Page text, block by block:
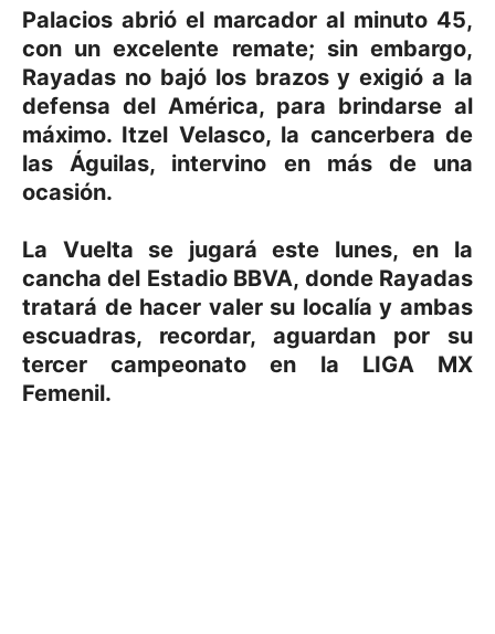
Palacios abrió el marcador al minuto 45,
con un excelente remate; sin embargo,
Rayadas no bajó los brazos y exigió a la
defensa del América, para brindarse al
máximo. Itzel Velasco, la cancerbera de
las Águilas, intervino en más de una
ocasión.
La Vuelta se jugará este lunes, en la
cancha del Estadio BBVA, donde Rayadas
tratará de hacer valer su localía y ambas
escuadras, recordar, aguardan por su
tercer campeonato en la LIGA MX
Femenil.